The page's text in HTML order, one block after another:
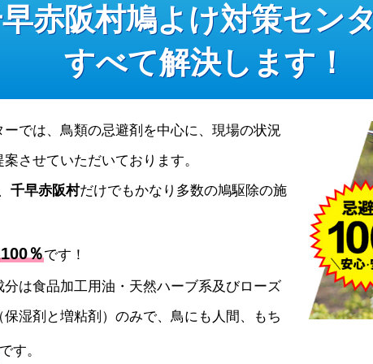
赤阪村鳩よけ対策セン
すべて解決します！
では、鳥類の忌避剤を中心に、現場の状況
させていただいております。
千早赤阪村だけでもかなり多数の鳩駆除の施
％です！
は食品加工用油・天然ハーブ系及びローズ
湿剤と増粘剤）のみで、鳥にも人間、もち
です。